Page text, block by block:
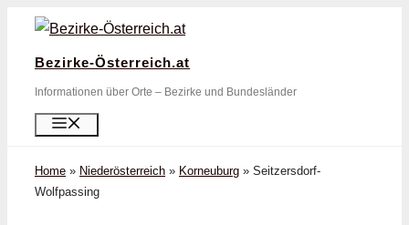
Zum
springen
Bezirke-Österreich.at
Informationen über Orte – Bezirke und Bundesländer
Home » Niederösterreich » Korneuburg » Seitzersdorf-
Wolfpassing